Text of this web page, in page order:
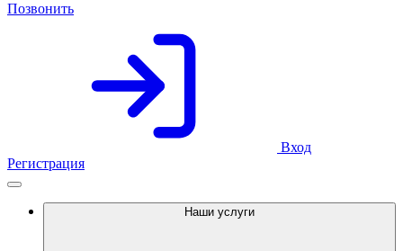
Позвонить
Вход
Регистрация
Наши услуги